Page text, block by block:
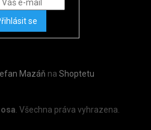
se
Mazáň na Shoptetu
. Všechna práva vyhrazena.